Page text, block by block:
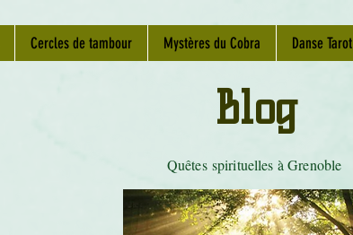
Cercles de tambour Mystères du Cobra Danse Tarot
Quêtes spirituelles à Grenoble
Blog